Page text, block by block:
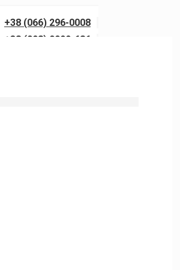
+38 (066) 296-0008
+38 (098) 0099-686
Виїзд